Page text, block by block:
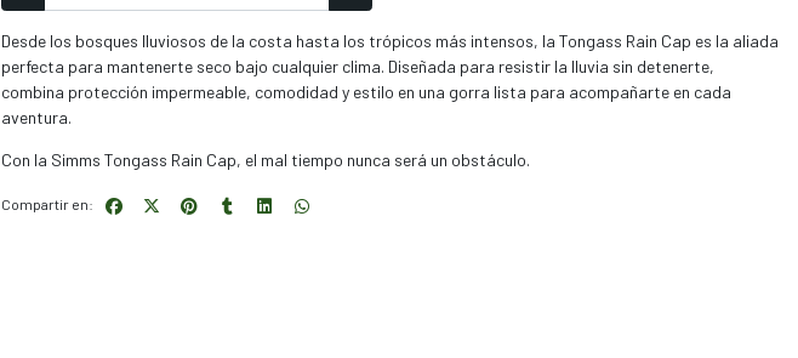
Desde los bosques lluviosos de la costa hasta los trópicos más intensos, la Tongass Rain Cap es la aliada
perfecta para mantenerte seco bajo cualquier clima. Diseñada para resistir la lluvia sin detenerte,
combina protección impermeable, comodidad y estilo en una gorra lista para acompañarte en cada
aventura.
Con la Simms Tongass Rain Cap, el mal tiempo nunca será un obstáculo.
Compartir en: